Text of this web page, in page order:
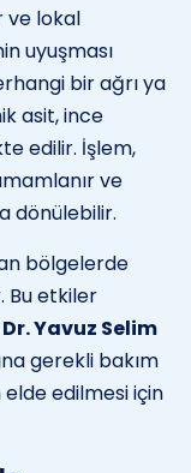
ve lokal
uyuşması
bir ağrı ya
asit, ince
edilir. İşlem,
ve
dönülebilir.
bölgelerde
Bu etkiler
Dr. Yavuz Selim
gerekli bakım
edilmesi için